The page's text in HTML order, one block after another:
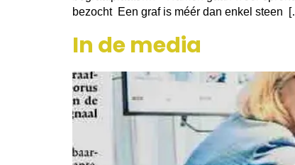
bezocht Een graf is méér dan enkel steen
In de media